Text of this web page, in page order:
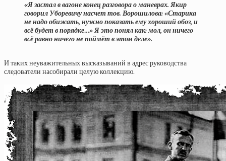
«Я застал в вагоне конец разговора о маневрах. Якир
говорил Уборевичу насчет тов. Ворошилова: «Старика
не надо обижать, нужно показать ему хороший обоз, и
всё будет в порядке…» Я это понял как: мол, он ничего
всё равно ничего не поймёт в этом деле».
И таких неуважительных высказываний в адрес руководства
следователи насобирали целую коллекцию.